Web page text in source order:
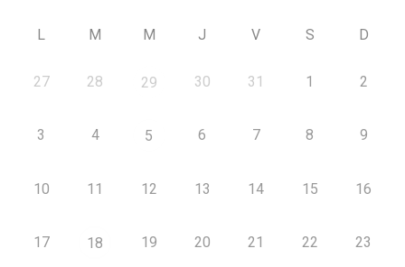
L M M J V S D
27 28 29 30 31 1 2
3 4 5 6 7 8 9
10 11 12 13 14 15 16
17 18 19 20 21 22 23